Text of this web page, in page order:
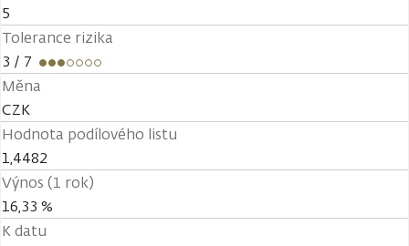
5
Tolerance rizika
3 / 7
Měna
CZK
Hodnota podílového listu
1,4482
Výnos (1 rok)
16,33 %
K datu